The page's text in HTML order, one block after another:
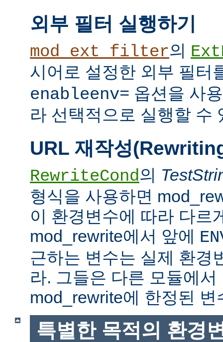
외부 필터 실행하기
mod_ext_filter의
시어로 설정한 외부 필터
enableenv= 옵션을 사
라 선택적으로 실행할 수
URL 재작성
RewriteCond의
형식을 사용하면
이 환경변수에 따라 다르
mod_rewrite에서 앞에
근하는 변수는 실제 환경
라. 그들은 다른 모듈에
mod_rewrite에 한정된 변
특별한 목적의 환경